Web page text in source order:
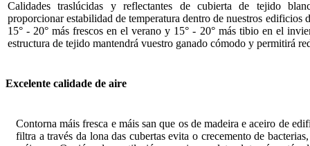
Calidades traslúcidas y reflectantes de cubierta de tejido
proporcionar estabilidad de temperatura dentro de nuestros edificios
15° - 20° más frescos en el verano y 15° - 20° más tibio en el
estructura de tejido mantendrá vuestro ganado cómodo y permitirá
Excelente calidade de aire
Contorna máis fresca e máis san que os de madeira e aceiro de
filtra a través da lona das cubertas evita o crecemento de